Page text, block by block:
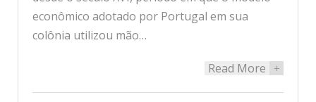
econômico adotado por Portugal em sua
colônia utilizou mão…
Read More +